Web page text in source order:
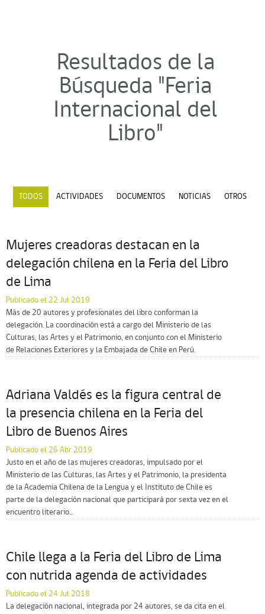
Resultados de la
Búsqueda "Feria
Internacional del
Libro"
TODOS ACTIVIDADES DOCUMENTOS NOTICIAS OTROS
Mujeres creadoras destacan en la
delegación chilena en la Feria del Libro
de Lima
Publicado el 22 Jul 2019
Más de 20 autores y profesionales del libro conforman la
delegación. La coordinación está a cargo del Ministerio de las
Culturas, las Artes y el Patrimonio, en conjunto con el Ministerio
de Relaciones Exteriores y la Embajada de Chile en Perú.
Adriana Valdés es la figura central de
la presencia chilena en la Feria del
Libro de Buenos Aires
Publicado el 26 Abr 2019
Justo en el año de las mujeres creadoras, impulsado por el
Ministerio de las Culturas, las Artes y el Patrimonio, la presidenta
de la Academia Chilena de la Lengua y el Instituto de Chile es
parte de la delegación nacional que participará por sexta vez en el
encuentro literario...
Chile llega a la Feria del Libro de Lima
con nutrida agenda de actividades
Publicado el 24 Jul 2018
La delegación nacional, integrada por 24 autores, se da cita en el